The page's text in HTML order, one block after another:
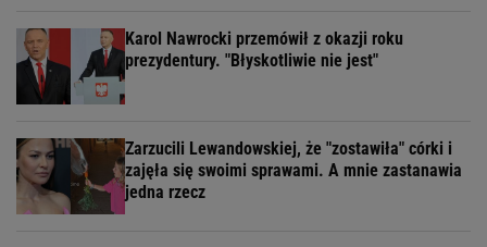
Karol Nawrocki przemówił z okazji roku
prezydentury. "Błyskotliwie nie jest"
Zarzucili Lewandowskiej, że "zostawiła" córki i
zajęła się swoimi sprawami. A mnie zastanawia
jedna rzecz